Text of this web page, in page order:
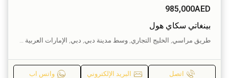
985,000AED
بينغاتي سكاي هول
اتصل البريد الإلكتروني واتس اب